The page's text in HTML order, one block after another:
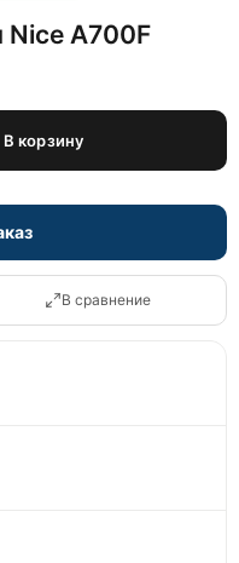
Nice A700F
В корзину
В сравнение